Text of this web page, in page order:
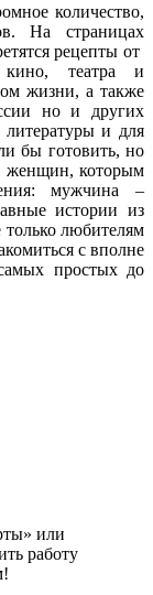
количество,
На страницах
рецепты от
кино, театра и
жизни, а также
но и других
и для
бы готовить, но
женщин, которым
мужчина –
истории из
только любителям
с вполне
простых до
или
работу